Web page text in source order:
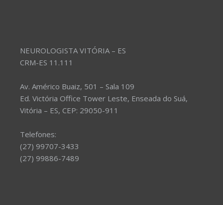
NEUROLOGISTA VITÓRIA – ES
CRM-ES 11.111
Av. Américo Buaiz, 501 – Sala 109
Ed. Victória Office Tower Leste, Enseada do Suá,
Vitória – ES, CEP: 29050-911
Telefones:
(27) 99707-3433
(27) 99886-7489